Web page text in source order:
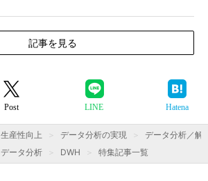
記事を見る
Post LINE Hatena
生産性向上 データ分析の実現
データ分析／解
データ分析 DWH 特集記事一覧